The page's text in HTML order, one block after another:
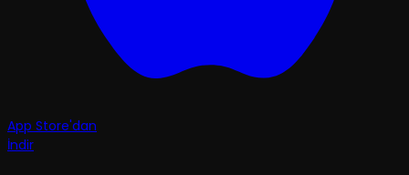
App Store'dan
İndir